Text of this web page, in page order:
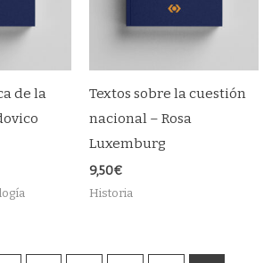
de la
Textos sobre la cuestión
nacional – Rosa
Luxemburg
9,50€
Historia